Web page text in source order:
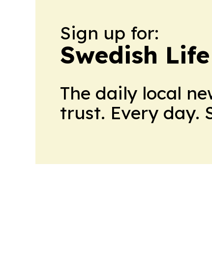
Sign up for:
Swedish
The daily local
trust. Every day.